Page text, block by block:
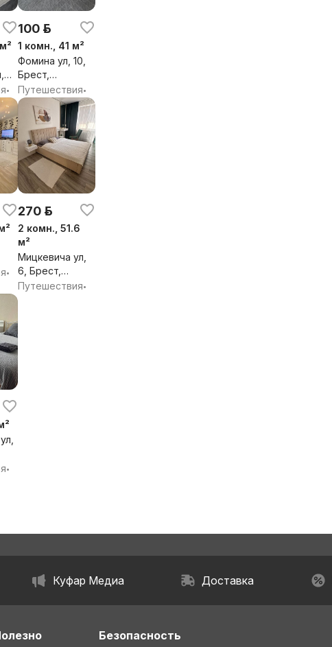
•
100 р.
1 комн., 41 м²
Фомина ул, 10,
Брест,
Брестская обл.
Путешествия•
•
270 р.
2 комн., 51.6
м²
Мицкевича ул,
6, Брест,
Брестская обл.
Путешествия•
•
Куфар Медиа Доставка
Безопасность